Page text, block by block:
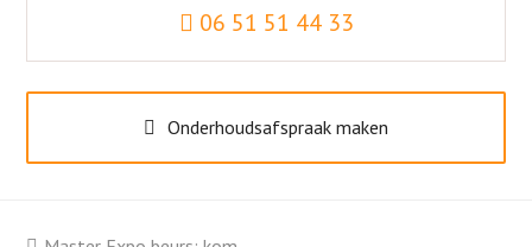
06 51 51 44 33
Onderhoudsafspraak maken